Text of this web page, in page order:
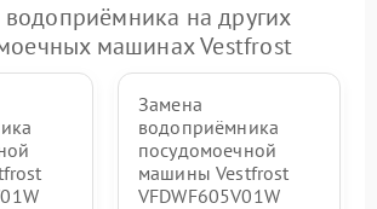
на других
машинах Vestfrost
Замена
водоприёмника
посудомоечной
машины Vestfrost
VFDWF605V01W